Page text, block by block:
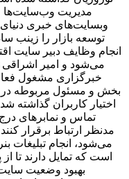
مدیریت وب‌سایت‌ها
وبسایت‌های خبری
توسعه بازار را زینب
انجام وظایف دبیر سایت
می‌شود و امیر
خبرگزاری مشغول
بخش و مسئول مربوطه در
اختیار کاربران گذاشته
تماس و نمابرهای
مدنظر ارتباط برقرار
می‌شود، انجام تبلیغات
است که تمایل دارند تا
بهبود وضعیت